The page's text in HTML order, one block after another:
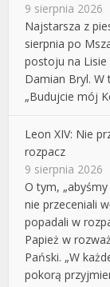
9 sierpnia 2026
Najstarsza z
sierpnia po
postoju na Lisie
Damian Bryl. W
„Budujcie mój
Leon XIV: Nie
rozpacz
9 sierpnia 2026
O tym,
nie przeceniali
popadali w
Papież w
Pański. „W
pokorą